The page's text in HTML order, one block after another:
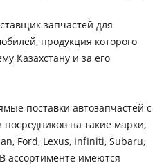
- 2014 6 поколение (YF),
2007 - 2010 5 поколение
поколение (EF), 1996 - 1998 3
(LF), 2023 - н.в. 8
- 2007 2 поколение (HP)
2009 - 2015 2 поколение (LM),
2018 - 2021 3 поколение
4 поколение (NX4)
запчастей для
продукция которого
Казахстану и за его
поставки автозапчастей с
на такие марки,
Ford, Lexus, InfIniti, Subaru,
ассортименте имеются